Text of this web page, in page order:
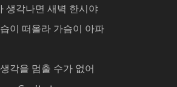
생각나면 새벽 한시야
이 떠올라 가슴이 아파
각을 멈출 수가 없어